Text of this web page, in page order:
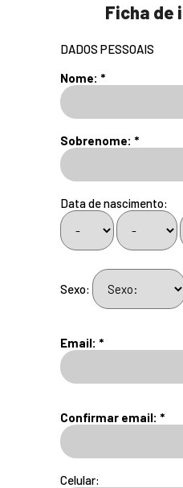
Ficha de
DADOS PESSOAIS
Nome: *
Sobrenome: *
Data de nascimento:
Sexo:
Email: *
Confirmar email: *
Celular: